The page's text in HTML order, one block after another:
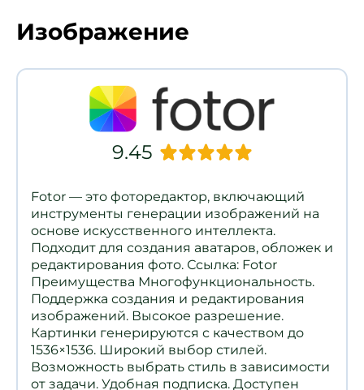
Изображение
9.45
Fotor — это фоторедактор, включающий
инструменты генерации изображений на
основе искусственного интеллекта.
Подходит для создания аватаров, обложек и
редактирования фото. Ссылка: Fotor
Преимущества Многофункциональность.
Поддержка создания и редактирования
изображений. Высокое разрешение.
Картинки генерируются с качеством до
1536×1536. Широкий выбор стилей.
Возможность выбрать стиль в зависимости
от задачи. Удобная подписка. Доступен